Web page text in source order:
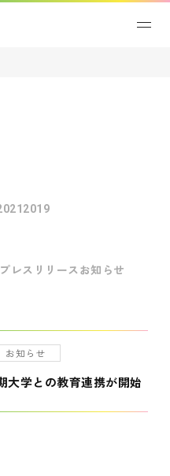
2019
プレスリリース お知らせ
お知らせ
大学との教育連携が開始